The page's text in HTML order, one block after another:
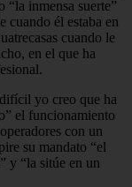
inmensa suerte”
cuando él estaba en
cuando le
en el que ha
yo creo que ha
el funcionamiento
con un
su mandato “el
y “la sitúe en un